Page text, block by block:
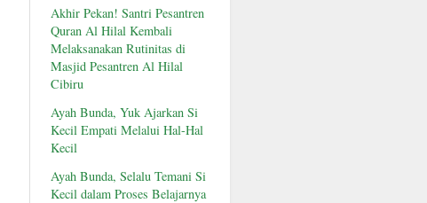
Akhir Pekan! Santri Pesantren
Quran Al Hilal Kembali
Melaksanakan Rutinitas di
Masjid Pesantren Al Hilal
Cibiru
Ayah Bunda, Yuk Ajarkan Si
Kecil Empati Melalui Hal-Hal
Kecil
Ayah Bunda, Selalu Temani Si
Kecil dalam Proses Belajarnya